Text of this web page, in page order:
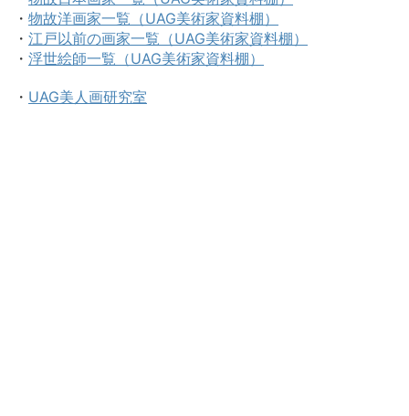
・ 物故洋画家一覧（UAG美術家資料棚）
・ 江戸以前の画家一覧（UAG美術家資料棚）
・ 浮世絵師一覧（UAG美術家資料棚）
・ UAG美人画研究室